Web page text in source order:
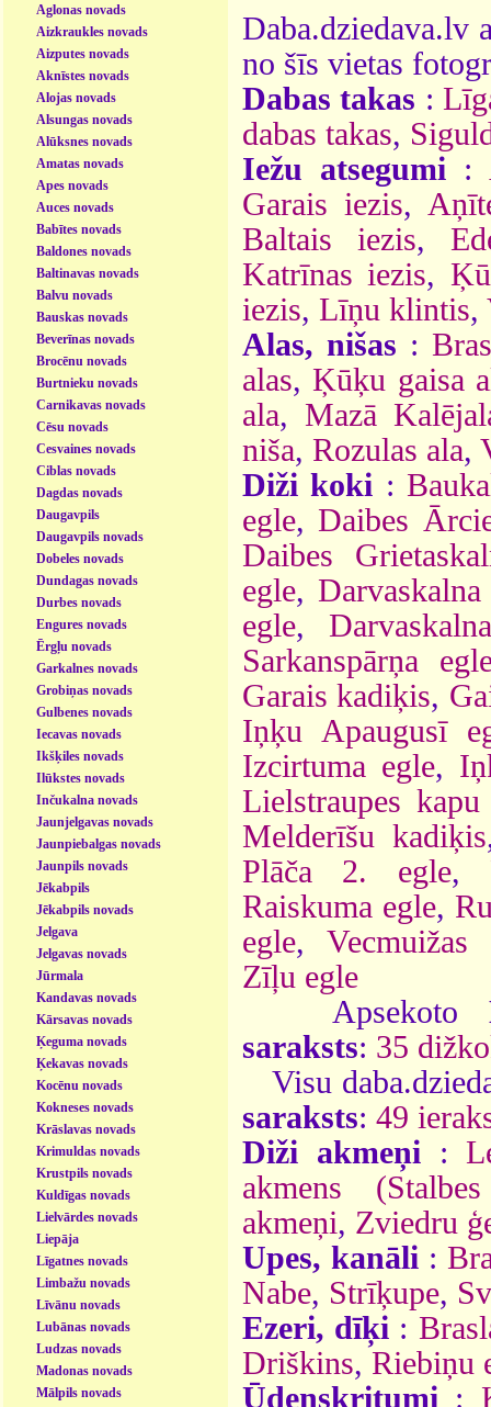
Aglonas novads
Aizkraukles novads
Aizputes novads
Aknīstes novads
Alojas novads
Alsungas novads
Alūksnes novads
Amatas novads
Apes novads
Auces novads
Babītes novads
Baldones novads
Baltinavas novads
Balvu novads
Bauskas novads
Beverīnas novads
Brocēnu novads
Burtnieku novads
Carnikavas novads
Cēsu novads
Cesvaines novads
Ciblas novads
Dagdas novads
Daugavpils
Daugavpils novads
Dobeles novads
Dundagas novads
Durbes novads
Engures novads
Ērgļu novads
Garkalnes novads
Grobiņas novads
Gulbenes novads
Iecavas novads
Ikšķiles novads
Ilūkstes novads
Inčukalna novads
Jaunjelgavas novads
Jaunpiebalgas novads
Jaunpils novads
Jēkabpils
Jēkabpils novads
Jelgava
Jelgavas novads
Jūrmala
Kandavas novads
Kārsavas novads
Ķeguma novads
Ķekavas novads
Kocēnu novads
Kokneses novads
Krāslavas novads
Krimuldas novads
Krustpils novads
Kuldīgas novads
Lielvārdes novads
Liepāja
Līgatnes novads
Limbažu novads
Līvānu novads
Lubānas novads
Ludzas novads
Madonas novads
Mālpils novads
Daba.dziedava.lv
no šīs vietas
Dabas takas :
dabas takas,
Iežu atsegumi :
Garais iezis,
Baltais iezis,
Katrīnas iezis,
iezis, Līņu klintis,
Alas, nišas :
alas,Ķūķu gaisa
ala,Mazā
niša, Rozulas ala,
Diži koki :
egle,Daibes
Daibes
egle,
egle,
Sarkanspārņa
Garais kadiķis,
Iņķu Apaugusī
Izcirtuma egle,
Lielstraupes kapu
Melderīšu kadiķis
Plāča 2. egle,
Raiskuma egle,
egle, Vecmuižas
Zīļu egle
Apsekoto
saraksts: 35
Visu
saraksts: 49
Diži akmeņi :
akmens
akmeņi, Zviedru
Upes, kanāli :
Nabe, Strīķupe,
Ezeri, dīķi :
Driškins, Riebiņu
Ūdenskritumi :